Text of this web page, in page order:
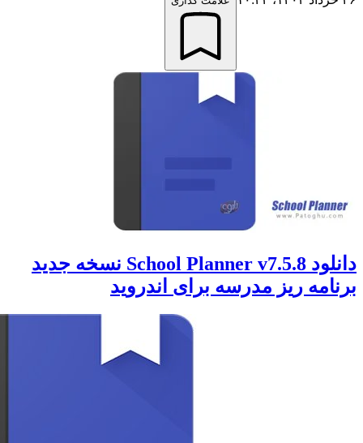
دانلود School Planner v7.5.8 نسخه جدید
ریز مدرسه برای اندروید